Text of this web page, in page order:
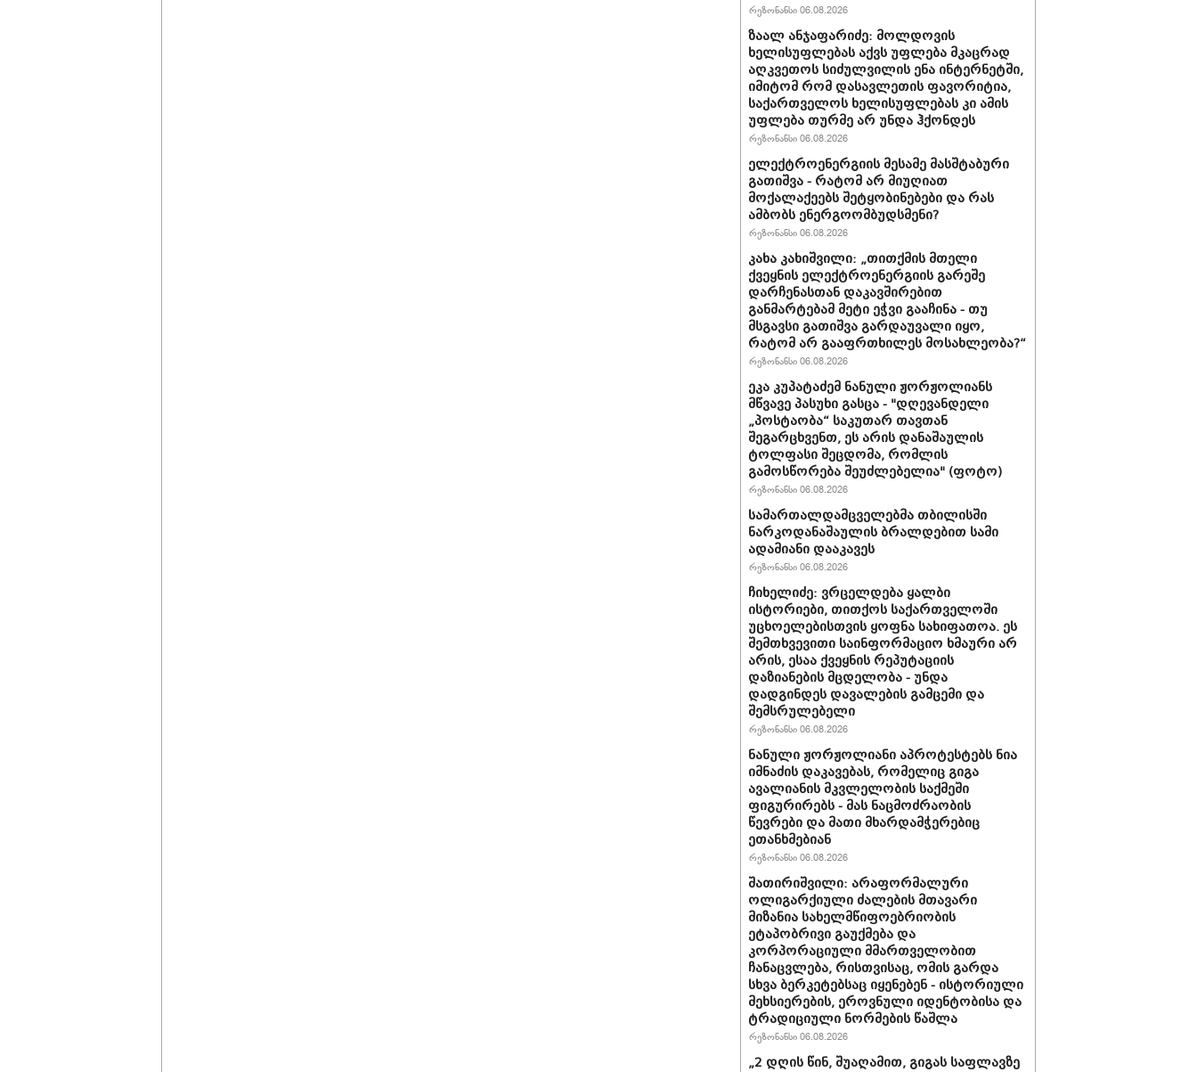
რეზონანსი 06.08.2026
ზაალ ანჯაფარიძე: მოლდოვის
ხელისუფლებას აქვს უფლება მკაცრად
აღკვეთოს სიძულვილის ენა ინტერნეტში,
იმიტომ რომ დასავლეთის ფავორიტია,
საქართველოს ხელისუფლებას კი ამის
უფლება თურმე არ უნდა ჰქონდეს
რეზონანსი 06.08.2026
ელექტროენერგიის მესამე მასშტაბური
გათიშვა - რატომ არ მიუღიათ
მოქალაქეებს შეტყობინებები და რას
ამბობს ენერგოომბუდსმენი?
რეზონანსი 06.08.2026
კახა კახიშვილი: „თითქმის მთელი
ქვეყნის ელექტროენერგიის გარეშე
დარჩენასთან დაკავშირებით
განმარტებამ მეტი ეჭვი გააჩინა - თუ
მსგავსი გათიშვა გარდაუვალი იყო,
რატომ არ გააფრთხილეს მოსახლეობა?“
რეზონანსი 06.08.2026
ეკა კუპატაძემ ნანული ჟორჟოლიანს
მწვავე პასუხი გასცა - "დღევანდელი
„პოსტაობა“ საკუთარ თავთან
შეგარცხვენთ, ეს არის დანაშაულის
ტოლფასი შეცდომა, რომლის
გამოსწორება შეუძლებელია" (ფოტო)
რეზონანსი 06.08.2026
სამართალდამცველებმა თბილისში
ნარკოდანაშაულის ბრალდებით სამი
ადამიანი დააკავეს
რეზონანსი 06.08.2026
ჩიხელიძე: ვრცელდება ყალბი
ისტორიები, თითქოს საქართველოში
უცხოელებისთვის ყოფნა სახიფათოა. ეს
შემთხვევითი საინფორმაციო ხმაური არ
არის, ესაა ქვეყნის რეპუტაციის
დაზიანების მცდელობა - უნდა
დადგინდეს დავალების გამცემი და
შემსრულებელი
რეზონანსი 06.08.2026
ნანული ჟორჟოლიანი აპროტესტებს ნია
იმნაძის დაკავებას, რომელიც გიგა
ავალიანის მკვლელობის საქმეში
ფიგურირებს - მას ნაცმოძრაობის
წევრები და მათი მხარდამჭერებიც
ეთანხმებიან
რეზონანსი 06.08.2026
შათირიშვილი: არაფორმალური
ოლიგარქიული ძალების მთავარი
მიზანია სახელმწიფოებრიობის
ეტაპობრივი გაუქმება და
კორპორაციული მმართველობით
ჩანაცვლება, რისთვისაც, ომის გარდა
სხვა ბერკეტებსაც იყენებენ - ისტორიული
მეხსიერების, ეროვნული იდენტობისა და
ტრადიციული ნორმების წაშლა
რეზონანსი 06.08.2026
„2 დღის წინ, შუ­ა­ღა­მით, გი­გას საფ­ლავ­ზე